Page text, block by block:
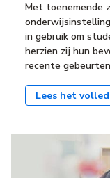
Met toenemende
in gebruik om
herzien zij hun
recente
Lees het